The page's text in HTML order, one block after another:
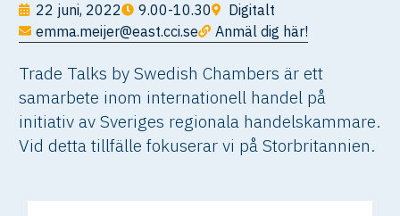
22 juni, 2022 9.00-10.30
Digitalt
emma.meijer@east.cci.se
Anmäl dig här!
Trade Talks by Swedish Chambers är ett
samarbete inom internationell handel på
initiativ av Sveriges regionala handelskammare.
Vid detta tillfälle fokuserar vi på Storbritannien.